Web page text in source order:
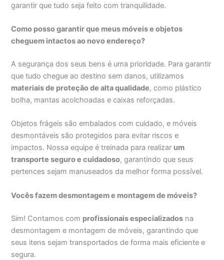
garantir que tudo seja feito com tranquilidade.
Como posso garantir que meus móveis e objetos
cheguem intactos ao novo endereço?
A segurança dos seus bens é uma prioridade. Para garantir
que tudo chegue ao destino sem danos, utilizamos
materiais de proteção de alta qualidade, como plástico
bolha, mantas acolchoadas e caixas reforçadas.
Objetos frágeis são embalados com cuidado, e móveis
desmontáveis são protegidos para evitar riscos e
impactos. Nossa equipe é treinada para realizar um
transporte seguro e cuidadoso, garantindo que seus
pertences sejam manuseados da melhor forma possível.
Vocês fazem desmontagem e montagem de móveis?
Sim! Contamos com profissionais especializados na
desmontagem e montagem de móveis, garantindo que
seus itens sejam transportados de forma mais eficiente e
segura.